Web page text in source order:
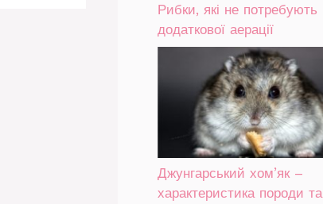
Рибки, які не потребують
додаткової аерації
Джунгарський хом’як –
характеристика породи та